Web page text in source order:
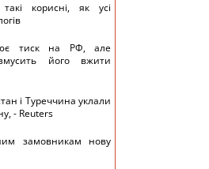
корисні, як усі
тиск на РФ, але
його вжити
і Туреччина уклали
- Reuters
замовникам нову